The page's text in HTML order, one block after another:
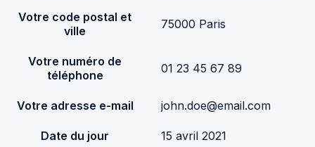
Votre code postal et
ville
75000 Paris
Votre numéro de
téléphone
01 23 45 67 89
Votre adresse e-mail john.doe@email.com
Date du jour 15 avril 2021